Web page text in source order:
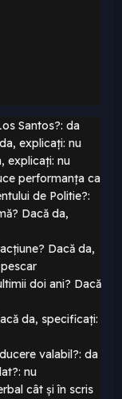
Santos?: da
explicați: nu
explicați: nu
performanța ca
de Politie?:
Dacă da,
Dacă da,
doi ani? Dacă
da, specificați:
valabil?: da
nu
cât și în scris